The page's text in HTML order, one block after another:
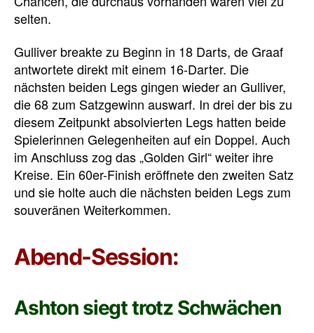
selten.
Gulliver breakte zu Beginn in 18 Darts, de Graaf
antwortete direkt mit einem 16-Darter. Die
nächsten beiden Legs gingen wieder an Gulliver,
die 68 zum Satzgewinn auswarf. In drei der bis zu
diesem Zeitpunkt absolvierten Legs hatten beide
Spielerinnen Gelegenheiten auf ein Doppel. Auch
im Anschluss zog das „Golden Girl“ weiter ihre
Kreise. Ein 60er-Finish eröffnete den zweiten Satz
und sie holte auch die nächsten beiden Legs zum
souveränen Weiterkommen.
Abend-Session:
Ashton siegt trotz Schwächen